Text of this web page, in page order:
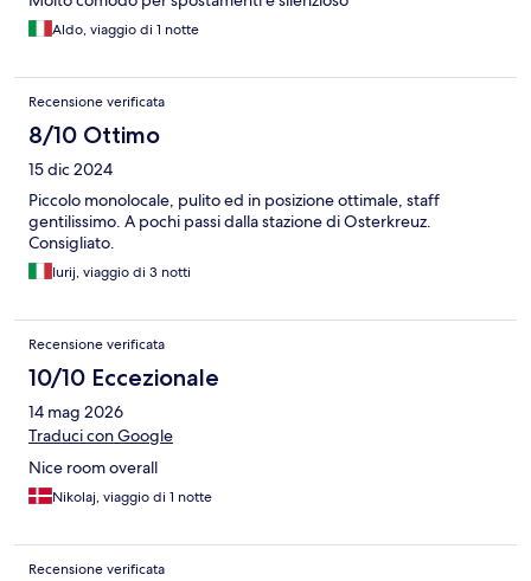
Aldo, viaggio di 1 notte
Recensione verificata
8/10 Ottimo
15 dic 2024
Piccolo monolocale, pulito ed in posizione ottimale, staff
gentilissimo. A pochi passi dalla stazione di Osterkreuz.
Consigliato.
Iurij, viaggio di 3 notti
Recensione verificata
10/10 Eccezionale
14 mag 2026
Traduci con Google
Nice room overall
Nikolaj, viaggio di 1 notte
Recensione verificata